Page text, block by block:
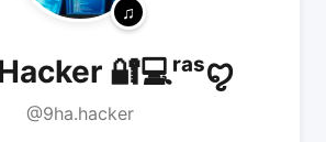
🔐💻ʳᵃˢꨄ
@9ha.hacker